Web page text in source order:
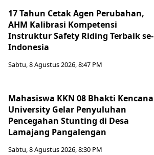
17 Tahun Cetak Agen Perubahan,
AHM Kalibrasi Kompetensi
Instruktur Safety Riding Terbaik se-
Indonesia
Sabtu, 8 Agustus 2026, 8:47 PM
Mahasiswa KKN 08 Bhakti Kencana
University Gelar Penyuluhan
Pencegahan Stunting di Desa
Lamajang Pangalengan
Sabtu, 8 Agustus 2026, 8:30 PM